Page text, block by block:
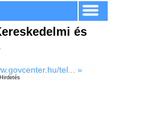
és
tel... »
Hirdetés